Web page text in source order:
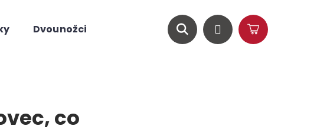
Dvounožci Magazín
HledatPřihlášeníNákupní
co